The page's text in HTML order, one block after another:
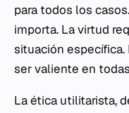
para todos los
importa. La virtud
situación específica.
ser valiente en
La ética utilitarista,